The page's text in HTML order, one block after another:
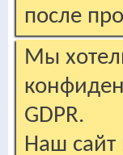
после
Мы
GDPR.
Наш сайт